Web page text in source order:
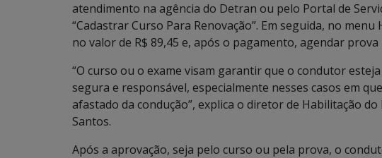
atendimento na agência do Detran ou pelo Portal de
“Cadastrar Curso Para Renovação”. Em seguida, no
no valor de R$ 89,45 e, após o pagamento, agendar prova
“O curso ou o exame visam garantir que o condutor
segura e responsável, especialmente nesses casos em
afastado da condução”, explica o diretor de Habilitação
Santos.
Após a aprovação, seja pelo curso ou pela prova, o